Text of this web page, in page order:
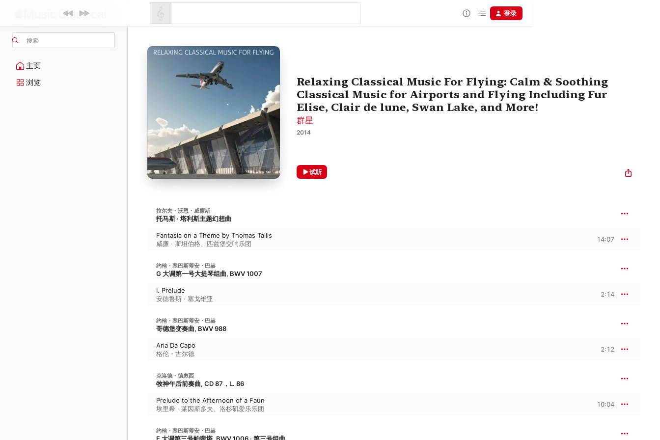
搜索
主页
浏览
登录
Relaxing Classical Music For Flying: Calm & Soothing
Classical Music for Airports and Flying Including Fur
Elise, Clair de lune, Swan Lake, and More!
群星
2014
试听
拉尔夫・沃恩・威廉斯
托马斯 · 塔利斯主题幻想曲
Fantasia on a Theme by Thomas Tallis
威廉 · 斯坦伯格
匹兹堡交响乐团
14:07
约翰・塞巴斯蒂安・巴赫
G 大调第一号大提琴组曲, BWV 1007
I. Prelude
安德鲁斯 · 塞戈维亚
2:14
约翰・塞巴斯蒂安・巴赫
哥德堡变奏曲, BWV 988
Aria Da Capo
格伦・古尔德
2:12
克洛德・德彪西
牧神午后前奏曲, CD 87，L. 86
Prelude to the Afternoon of a Faun
埃里希 · 莱因斯多夫
洛杉矶爱乐乐团
10:04
约翰・塞巴斯蒂安・巴赫